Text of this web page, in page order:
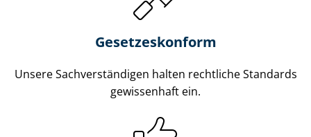
Gesetzes­konform
Unsere Sach­ver­stän­di­gen halten rechtliche Standards
gewissenhaft ein.